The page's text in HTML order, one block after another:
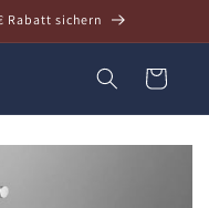
Rabatt sichern
Warenkorb